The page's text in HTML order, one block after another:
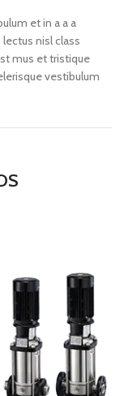
et in a a a
nisl class
mus et tristique
vestibulum